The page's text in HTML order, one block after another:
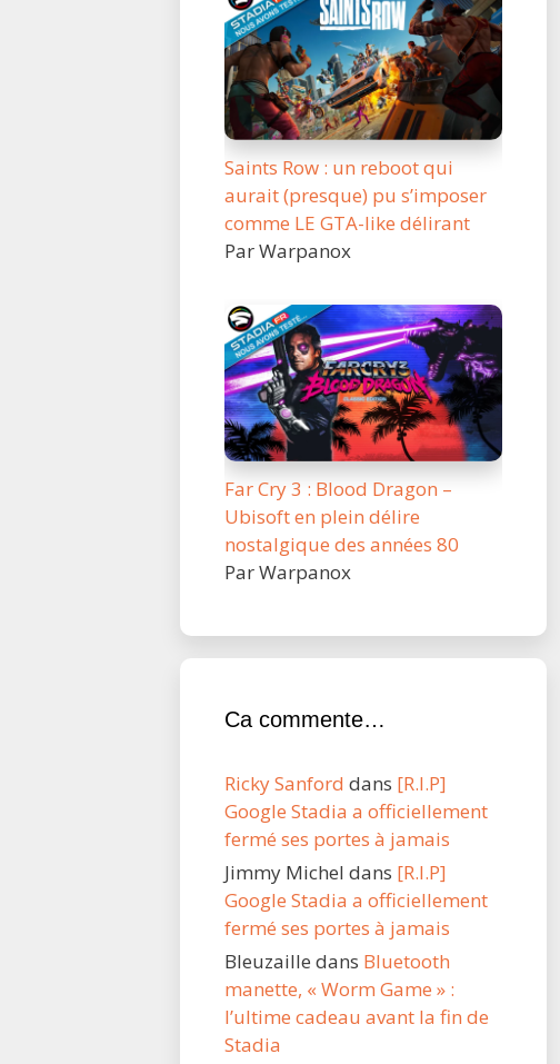
Saints Row : un reboot qui
aurait (presque) pu s’imposer
comme LE GTA-like délirant
Par Warpanox
Far Cry 3 : Blood Dragon –
Ubisoft en plein délire
nostalgique des années 80
Par Warpanox
Ca commente…
Ricky Sanford dans [R.I.P]
Google Stadia a officiellement
fermé ses portes à jamais
Jimmy Michel dans [R.I.P]
Google Stadia a officiellement
fermé ses portes à jamais
Bleuzaille dans Bluetooth
manette, « Worm Game » :
l’ultime cadeau avant la fin de
Stadia